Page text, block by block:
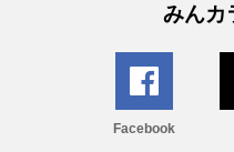
みんカ
Facebook